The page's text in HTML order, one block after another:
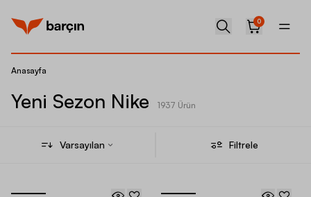
0
Anasayfa
Yeni Sezon Nike 1937 Ürün
Varsayılan Filtrele